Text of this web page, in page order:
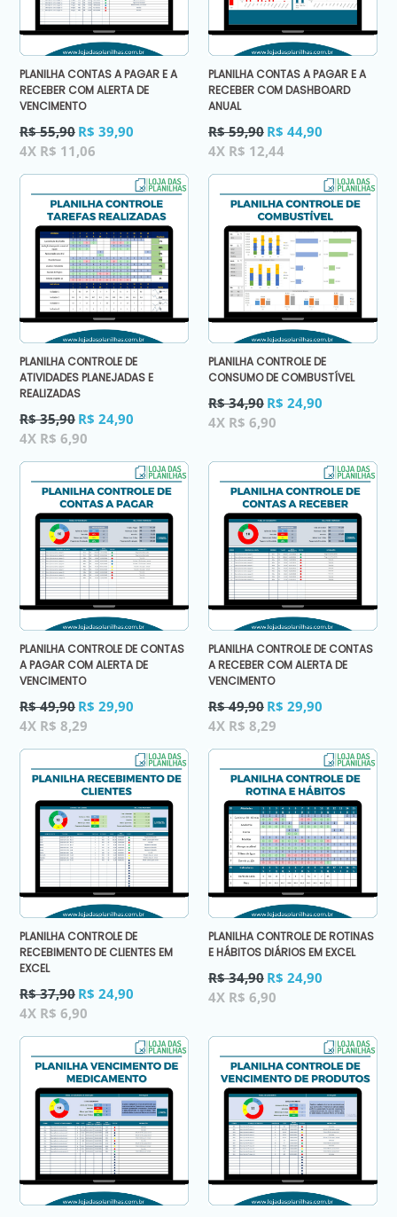
PLANILHA CONTAS A PAGAR E A
RECEBER COM ALERTA DE
VENCIMENTO
Preço
normal
R$ 55,90 R$ 39,90
4X R$ 11,06
PLANILHA CONTAS A PAGAR E A
RECEBER COM DASHBOARD
ANUAL
Preço
normal
R$ 59,90 R$ 44,90
4X R$ 12,44
PLANILHA CONTROLE DE
ATIVIDADES PLANEJADAS E
REALIZADAS
Preço
normal
R$ 35,90 R$ 24,90
4X R$ 6,90
PLANILHA CONTROLE DE
CONSUMO DE COMBUSTÍVEL
Preço
normal
R$ 34,90 R$ 24,90
4X R$ 6,90
PLANILHA CONTROLE DE CONTAS
A PAGAR COM ALERTA DE
VENCIMENTO
Preço
normal
R$ 49,90 R$ 29,90
4X R$ 8,29
PLANILHA CONTROLE DE CONTAS
A RECEBER COM ALERTA DE
VENCIMENTO
Preço
normal
R$ 49,90 R$ 29,90
4X R$ 8,29
PLANILHA CONTROLE DE
RECEBIMENTO DE CLIENTES EM
EXCEL
Preço
normal
R$ 37,90 R$ 24,90
4X R$ 6,90
PLANILHA CONTROLE DE ROTINAS
E HÁBITOS DIÁRIOS EM EXCEL
Preço
normal
R$ 34,90 R$ 24,90
4X R$ 6,90